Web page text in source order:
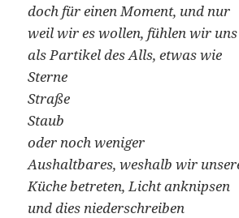
doch für einen Moment, und nur
weil wir es wollen, fühlen wir uns
als Partikel des Alls, etwas wie
Sterne
Straße
Staub
oder noch weniger
Aushaltbares, weshalb wir
Küche betreten, Licht anknipsen
und dies niederschreiben